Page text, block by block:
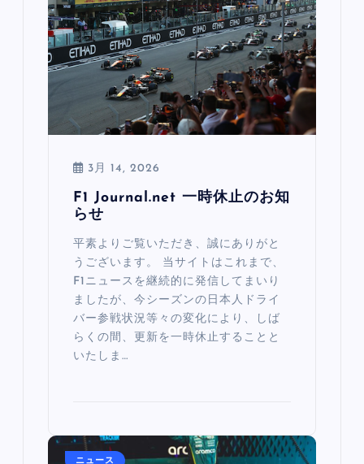
3月 14, 2026
F1 Journal.net 一時休止のお知
らせ
平素よりご覧いただき、誠にありがと
うございます。 当サイトはこれまで、
F1ニュースを継続的に発信してまいり
ましたが、今シーズンの日本人ドライ
バー参戦状況等々の変化により、しば
らくの間、更新を一時休止することと
いたしま…
ニュース